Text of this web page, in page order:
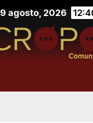
9 agosto, 2026